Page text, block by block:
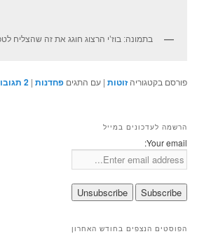
בתמונה: בוז’י הרצוג חוגג את זה שהצליח
פורסם בקטגוריה זוטות |עם התגים פחדנות |
2
הרשמה לעדכונים במייל
Your email:
הפוסטים הנצפים בחודש האחרון